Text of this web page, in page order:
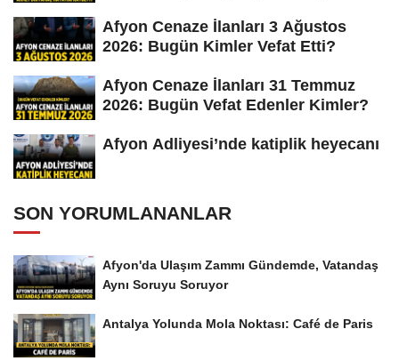
Afyon Cenaze İlanları 3 Ağustos
2026: Bugün Kimler Vefat Etti?
Afyon Cenaze İlanları 31 Temmuz
2026: Bugün Vefat Edenler Kimler?
Afyon Adliyesi’nde katiplik heyecanı
SON YORUMLANANLAR
Afyon'da Ulaşım Zammı Gündemde, Vatandaş
Aynı Soruyu Soruyor
Antalya Yolunda Mola Noktası: Café de Paris